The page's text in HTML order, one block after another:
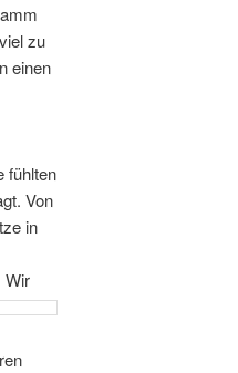
zu
einen
fühlten
Von
in
Wir